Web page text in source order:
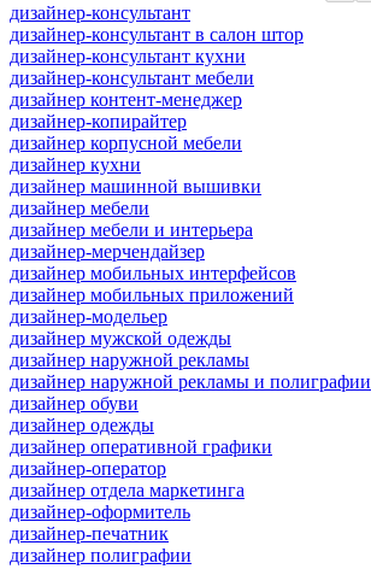
дизайнер-консультант
дизайнер-консультант в салон штор
дизайнер-консультант кухни
дизайнер-консультант мебели
дизайнер контент-менеджер
дизайнер-копирайтер
дизайнер корпусной мебели
дизайнер кухни
дизайнер машинной вышивки
дизайнер мебели
дизайнер мебели и интерьера
дизайнер-мерчендайзер
дизайнер мобильных интерфейсов
дизайнер мобильных приложений
дизайнер-модельер
дизайнер мужской одежды
дизайнер наружной рекламы
дизайнер наружной рекламы и полиграфии
дизайнер обуви
дизайнер одежды
дизайнер оперативной графики
дизайнер-оператор
дизайнер отдела маркетинга
дизайнер-оформитель
дизайнер-печатник
дизайнер полиграфии